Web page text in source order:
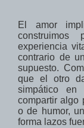
El amor
construimos
experiencia
contrario de
supuesto.
que el otro
simpático
compartir algo
o de humor,
forma lazos